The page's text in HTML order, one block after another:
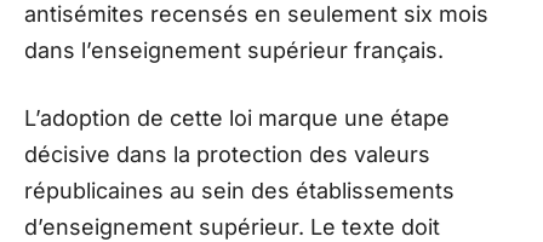
antisémites recensés en seulement six mois
dans l’enseignement supérieur français.
L’adoption de cette loi marque une étape
décisive dans la protection des valeurs
républicaines au sein des établissements
d’enseignement supérieur. Le texte doit